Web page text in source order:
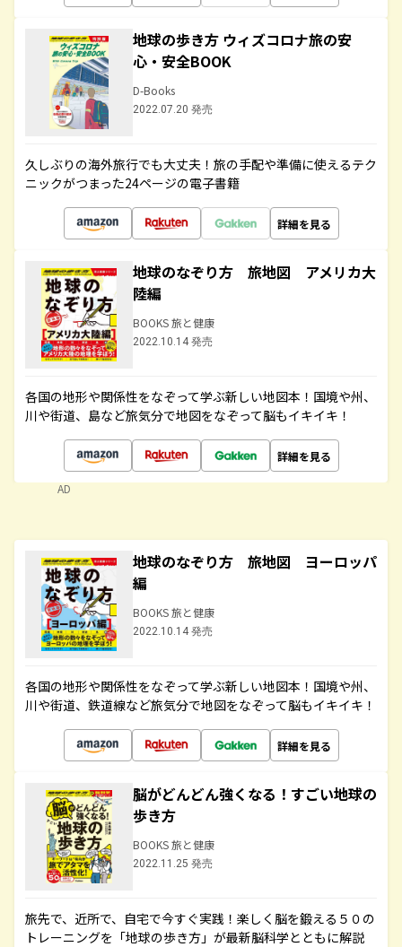
地球の歩き方 ウィズコロナ旅の安
心・安全BOOK
D-Books
2022.07.20 発売
久しぶりの海外旅行でも大丈夫！旅の手配や準備に使えるテク
ニックがつまった24ページの電子書籍
詳細を見る
地球のなぞり方 旅地図 アメリカ大
陸編
BOOKS 旅と健康
2022.10.14 発売
各国の地形や関係性をなぞって学ぶ新しい地図本！国境や州、
川や街道、島など旅気分で地図をなぞって脳もイキイキ！
詳細を見る
AD
地球のなぞり方 旅地図 ヨーロッパ
編
BOOKS 旅と健康
2022.10.14 発売
各国の地形や関係性をなぞって学ぶ新しい地図本！国境や州、
川や街道、鉄道線など旅気分で地図をなぞって脳もイキイキ！
詳細を見る
脳がどんどん強くなる！すごい地球の
歩き方
BOOKS 旅と健康
2022.11.25 発売
旅先で、近所で、自宅で今すぐ実践！楽しく脳を鍛える５０の
トレーニングを「地球の歩き方」が最新脳科学とともに解説